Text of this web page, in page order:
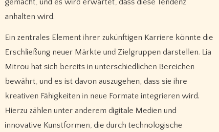
gemacht, und es wird erwartet, dass diese Tendenz
anhalten wird.
Ein zentrales Element ihrer zukünftigen Karriere könnte die
Erschließung neuer Märkte und Zielgruppen darstellen. Lia
Mitrou hat sich bereits in unterschiedlichen Bereichen
bewährt, und es ist davon auszugehen, dass sie ihre
kreativen Fähigkeiten in neue Formate integrieren wird.
Hierzu zählen unter anderem digitale Medien und
innovative Kunstformen, die durch technologische